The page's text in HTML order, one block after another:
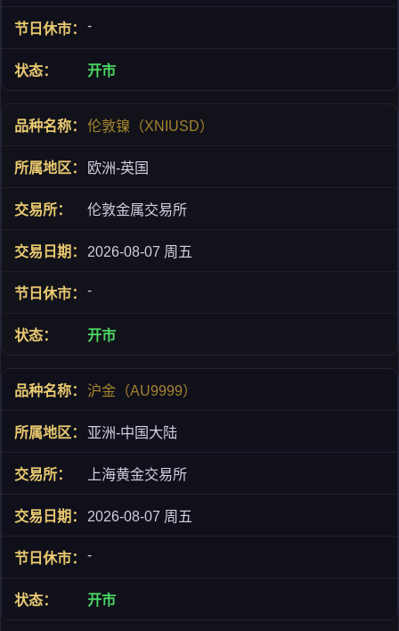
-
开市
伦敦镍（XNIUSD）
欧洲-英国
伦敦金属交易所
2026-08-07 周五
-
开市
沪金（AU9999）
亚洲-中国大陆
上海黄金交易所
2026-08-07 周五
-
开市